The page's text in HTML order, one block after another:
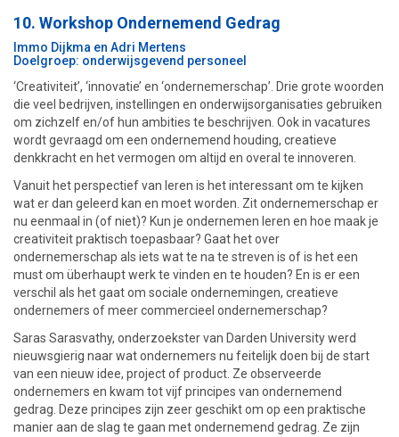
10. Workshop Ondernemend Gedrag
Immo Dijkma en Adri Mertens
Doelgroep: onderwijsgevend personeel
‘Creativiteit’, ‘innovatie’ en ‘ondernemerschap’. Drie grote woorden
die veel bedrijven, instellingen en onderwijsorganisaties gebruiken
om zichzelf en/of hun ambities te beschrijven. Ook in vacatures
wordt gevraagd om een ondernemend houding, creatieve
denkkracht en het vermogen om altijd en overal te innoveren.
Vanuit het perspectief van leren is het interessant om te kijken
wat er dan geleerd kan en moet worden. Zit ondernemerschap er
nu eenmaal in (of niet)? Kun je ondernemen leren en hoe maak je
creativiteit praktisch toepasbaar? Gaat het over
ondernemerschap als iets wat te na te streven is of is het een
must om überhaupt werk te vinden en te houden? En is er een
verschil als het gaat om sociale ondernemingen, creatieve
ondernemers of meer commercieel ondernemerschap?
Saras Sarasvathy, onderzoekster van Darden University werd
nieuwsgierig naar wat ondernemers nu feitelijk doen bij de start
van een nieuw idee, project of product. Ze observeerde
ondernemers en kwam tot vijf principes van ondernemend
gedrag. Deze principes zijn zeer geschikt om op een praktische
manier aan de slag te gaan met ondernemend gedrag. Ze zijn